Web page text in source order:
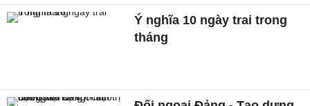
Ý nghĩa 10 ngày trai trong
tháng